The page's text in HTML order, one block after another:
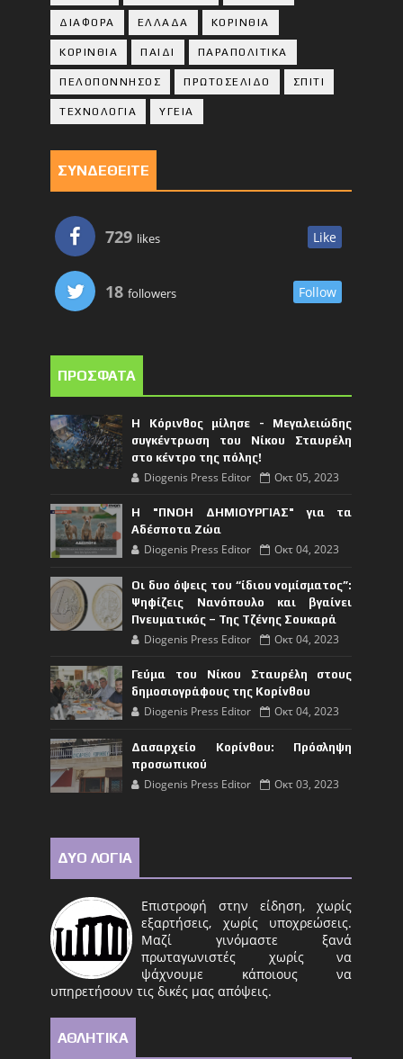
ΔΙΑΦΟΡΑ ΕΛΛΑΔΑ ΚΟΡΙΝΘΙΑ
ΚΟΡΙΝΘΙA ΠΑΙΔΙ ΠΑΡΑΠΟΛΙΤΙΚΑ
ΠΕΛΟΠΟΝΝΗΣΟΣ ΠΡΩΤΟΣΕΛΙΔΟ ΣΠΙΤΙ
ΤΕΧΝΟΛΟΓΙΑ ΥΓΕΙΑ
ΣΥΝΔΕΘΕΙΤΕ
729 likes Like
18 followers Follow
ΠΡΟΣΦΑΤΑ
Η Κόρινθος μίλησε - Μεγαλειώδης
συγκέντρωση του Νίκου Σταυρέλη
στο κέντρο της πόλης!
Diogenis Press Editor Οκτ 05, 2023
Η "ΠΝΟΗ ΔΗΜΙΟΥΡΓΙΑΣ" για τα
Αδέσποτα Ζώα
Diogenis Press Editor Οκτ 04, 2023
Οι δυο όψεις του “ίδιου νομίσματος”:
Ψηφίζεις Νανόπουλο και βγαίνει
Πνευματικός – Της Τζένης Σουκαρά
Diogenis Press Editor Οκτ 04, 2023
Γεύμα του Νίκου Σταυρέλη στους
δημοσιογράφους της Κορίνθου
Diogenis Press Editor Οκτ 04, 2023
Δασαρχείο Κορίνθου: Πρόσληψη
προσωπικού
Diogenis Press Editor Οκτ 03, 2023
ΔΥΟ ΛΟΓΙΑ
Επιστροφή στην είδηση, χωρίς
εξαρτήσεις, χωρίς υποχρεώσεις.
Μαζί γινόμαστε ξανά
πρωταγωνιστές χωρίς να
ψάχνουμε κάποιους να
υπηρετήσουν τις δικές μας απόψεις.
ΑΘΛΗΤΙΚΑ